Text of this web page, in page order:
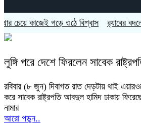
কাজেই গড়ে ওঠে বিশ্বাস র‍্যাবের বদলে
লুঙ্গি পরে দেশে ফিরলেন সাবেক
রবিবার (৮ জুন) দিবাগত রাত দেড়টায় থাই
করে সাবেক রাষ্ট্রপতি আবদুল হামিদ ঢাকায়
নামার
আরো পড়ুন..